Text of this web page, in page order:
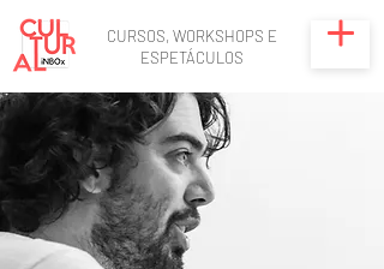
CURSOS, WORKSHOPS E
ESPETÁCULOS